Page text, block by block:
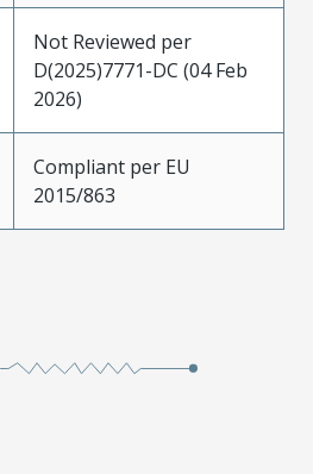
Not Reviewed per
D(2025)7771-DC (04 Feb
2026)
Compliant per EU
2015/863